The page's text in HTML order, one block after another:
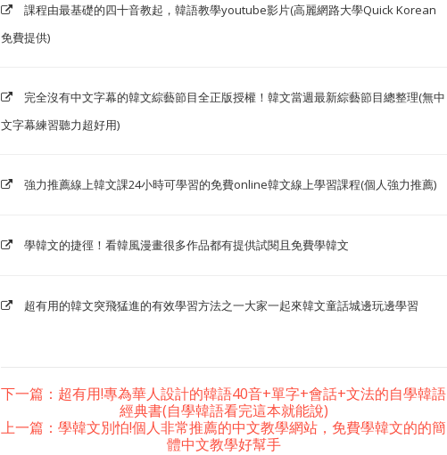
課程由最基礎的四十音教起，韓語教學youtube影片(高麗網路大學Quick Korean
免費提供)
完全沒有中文字幕的韓文綜藝節目全正版授權！韓文當週最新綜藝節目總整理(無中
文字幕練習聽力超好用)
強力推薦線上韓文課24小時可學習的免費online韓文線上學習課程(個人強力推薦)
學韓文的捷徑！看韓風漫畫很多作品都有提供試閱且免費學韓文
超有用的韓文突飛猛進的有效學習方法之一大家一起來韓文童話城邊玩邊學習
下一篇：超有用!專為華人設計的韓語40音+單字+會話+文法的自學韓語
經典書(自學韓語看完這本就能說)
上一篇：學韓文別怕!個人非常推薦的中文教學網站，免費學韓文的的簡
體中文教學好幫手